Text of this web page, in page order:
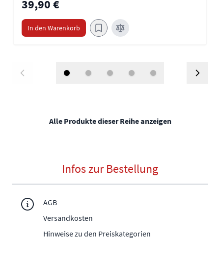
39,90 €
In den Warenkorb
Alle Produkte dieser Reihe anzeigen
Infos zur Bestellung
AGB
Versandkosten
Hinweise zu den Preiskategorien